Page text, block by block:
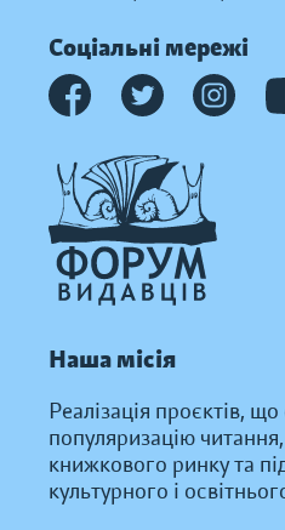
Соціальні мережі
Наша місія
Реалізація проєктів,
популяризацію
книжкового ринку та
культурного і